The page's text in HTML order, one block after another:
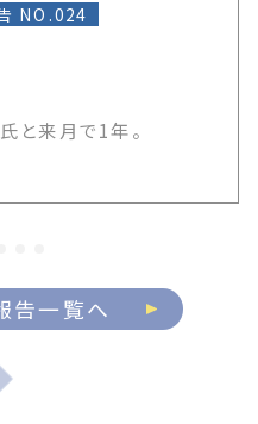
NO.024
と来月で1年。
告一覧へ